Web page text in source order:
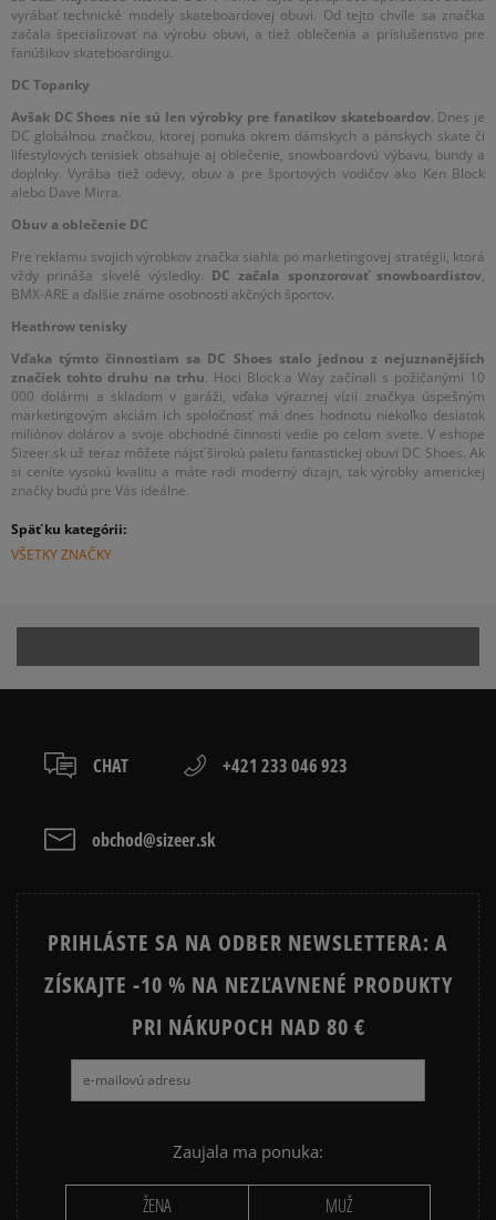
vyrábať technické modely skateboardovej obuvi. Od tejto chvíle sa značka
začala špecializovať na výrobu obuvi, a tiež oblečenia a príslušenstvo pre
fanúšikov skateboardingu.
DC Topanky
Avšak DC Shoes nie sú len výrobky pre fanatikov skateboardov. Dnes je
DC globálnou značkou, ktorej ponuka okrem dámskych a pánskych skate či
lifestylových tenisiek obsahuje aj oblečenie, snowboardovú výbavu, bundy a
doplnky. Vyrába tiež odevy, obuv a pre športových vodičov ako Ken Block
alebo Dave Mirra.
Obuv a oblečenie DC
Pre reklamu svojich výrobkov značka siahla po marketingovej stratégii, ktorá
vždy prináša skvelé výsledky. DC začala sponzorovať snowboardistov,
BMX-ARE a ďalšie známe osobnosti akčných športov.
Heathrow tenisky
Vďaka týmto činnostiam sa DC Shoes stalo jednou z nejuznanějších
značiek tohto druhu na trhu. Hoci Block a Way začínali s požičanými 10
000 dolármi a skladom v garáži, vďaka výraznej vízii značkya úspešným
marketingovým akciám ich spoločnosť má dnes hodnotu niekoľko desiatok
miliónov dolárov a svoje obchodné činnosti vedie po celom svete. V eshope
Sizeer.sk už teraz môžete nájsť širokú paletu fantastickej obuvi DC Shoes. Ak
si ceníte vysokú kvalitu a máte radi moderný dizajn, tak výrobky americkej
značky budú pre Vás ideálne.
Späť ku kategórii:
VŠETKY ZNAČKY
CHAT +421 233 046 923
obchod@sizeer.sk
PRIHLÁSTE SA NA ODBER NEWSLETTERA: A
ZÍSKAJTE -10 % NA NEZĽAVNENÉ PRODUKTY
PRI NÁKUPOCH NAD 80 €
Zaujala ma ponuka:
ŽENA MUŽ